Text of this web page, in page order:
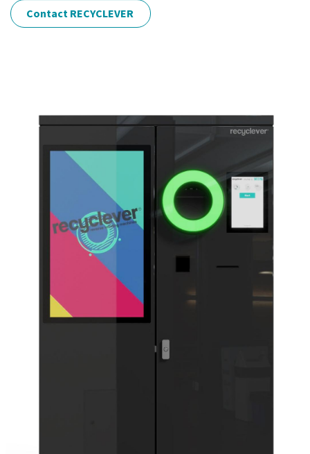
Contact RECYCLEVER